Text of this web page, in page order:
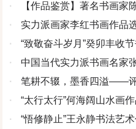
·
【作品鉴赏】著名书画家
·
实力派画家李红书画作品
·
“致敬奋斗岁月”癸卯丰收
·
中国当代实力派书画名家
·
笔耕不辍，墨香四溢——
·
“太行太行”何海阔山水画
·
“悟修静止”王永静书法艺